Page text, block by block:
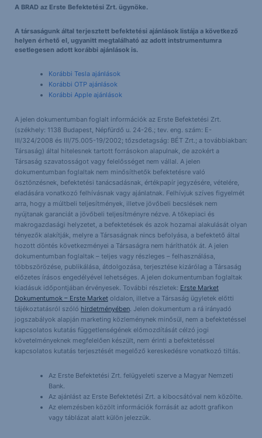
A BRAD az Erste Befektetési Zrt. ügynöke.
A társaságunk által terjesztett befektetési ajánlások listája a következő
helyen érhető el, ugyanitt megtalálható az adott intstrumentumra
esetlegesen adott korábbi ajánlások is.
Korábbi Tesla ajánlások
Korábbi OTP ajánlások
Korábbi Apple ajánlások
A jelen dokumentumban foglalt információk az Erste Befektetési Zrt.
(székhely: 1138 Budapest, Népfürdő u. 24-26.; tev. eng. szám: E-
III/324/2008 és III/75.005-19/2002; tőzsdetagság: BÉT Zrt.; a továbbiakban:
Társaság) által hitelesnek tartott forrásokon alapulnak, de azokért a
Társaság szavatosságot vagy felelősséget nem vállal. A jelen
dokumentumban foglaltak nem minősíthetők befektetésre való
ösztönzésnek, befektetési tanácsadásnak, értékpapír jegyzésére, vételére,
eladására vonatkozó felhívásnak vagy ajánlatnak. Felhívjuk szíves figyelmét
arra, hogy a múltbeli teljesítmények, illetve jövőbeli becslések nem
nyújtanak garanciát a jövőbeli teljesítményre nézve. A tőkepiaci és
makrogazdasági helyzetet, a befektetések és azok hozamai alakulását olyan
tényezők alakítják, melyre a Társaságnak nincs befolyása, a befektető által
hozott döntés következményei a Társaságra nem háríthatók át. A jelen
dokumentumban foglaltak – teljes vagy részleges – felhasználása,
többszörözése, publikálása, átdolgozása, terjesztése kizárólag a Társaság
előzetes írásos engedélyével lehetséges. A jelen dokumentumban foglaltak
kiadásuk időpontjában érvényesek. További részletek: Erste Market
Dokumentumok – Erste Marketoldalon, illetve a Társaság ügyletek előtti
tájékoztatásról szóló hirdetményében. Jelen dokumentum a rá irányadó
jogszabályok alapján marketing közleménynek minősül, nem a befektetéssel
kapcsolatos kutatás függetlenségének előmozdítását célzó jogi
követelményeknek megfelelően készült, nem érinti a befektetéssel
kapcsolatos kutatás terjesztését megelőző kereskedésre vonatkozó tiltás.
Az Erste Befektetési Zrt. felügyeleti szerve a Magyar Nemzeti
Bank.
Az ajánlást az Erste Befektetési Zrt. a kibocsátóval nem közölte.
Az elemzésben közölt információk forrását az adott grafikon
vagy táblázat alatt külön jelezzük.